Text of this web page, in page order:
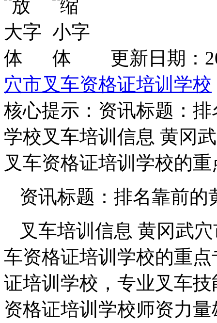
更新日期：
穴市叉车资格证培训学校
核心提示：资讯标题：
学校叉车培训信息 黄冈
叉车资格证培训学校的
资讯标题：排名靠前
叉车培训信息 黄冈武
车资格证培训学校的重
证培训学校，专业叉车
资格证培训学校师资力